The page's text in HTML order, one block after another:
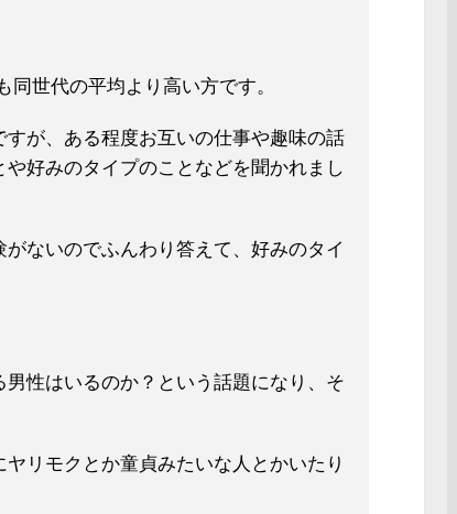
同世代の平均より高い方です。
が、ある程度お互いの仕事や趣味の話
や好みのタイプのことなどを聞かれまし
がないのでふんわり答えて、好みのタイ
性はいるのか？という話題になり、そ
ヤリ モクとか童貞みたいな人とかいたり